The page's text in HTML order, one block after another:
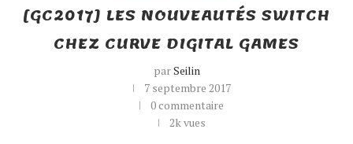
[GC2017] LES NOUVEAUTÉS SWITCH
CHEZ CURVE DIGITAL GAMES
parSeilin
7 septembre 2017
0 commentaire
2kvues